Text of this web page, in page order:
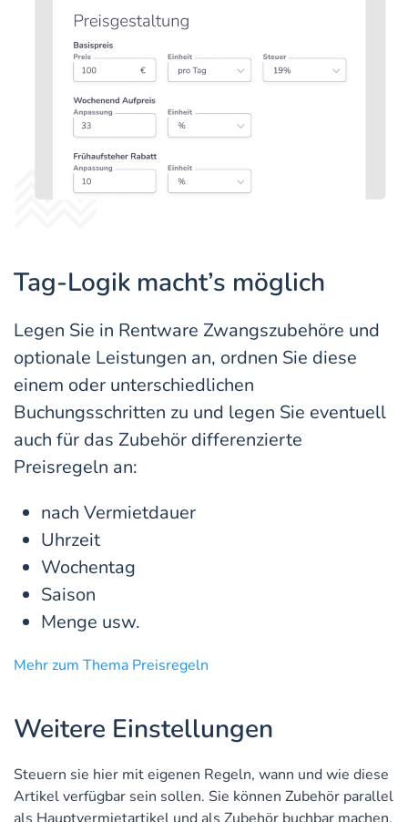
Tag-Logik macht’s möglich
Legen Sie in Rentware Zwangszubehöre und
optionale Leistungen an, ordnen Sie diese
einem oder unterschiedlichen
Buchungsschritten zu und legen Sie eventuell
auch für das Zubehör differenzierte
Preisregeln an:
nach Vermietdauer
Uhrzeit
Wochentag
Saison
Menge usw.
Mehr zum Thema Preisregeln
Weitere Einstellungen
Steuern sie hier mit eigenen Regeln, wann und wie diese
Artikel verfügbar sein sollen. Sie können Zubehör parallel